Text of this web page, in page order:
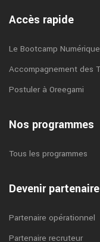
Accès rapide
Le Bootcamp Numérique
Accompagnement des
Postuler à Oreegami
Nos programmes
Tous les programmes
Devenir
Partenaire opérationnel
Partenaire recruteur